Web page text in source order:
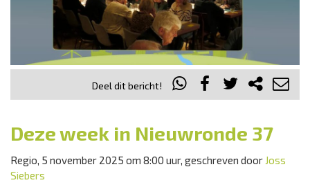
Deel dit bericht!
Deze week in Nieuwronde 37
Regio, 5 november 2025 om 8:00 uur, geschreven door Joss
Siebers